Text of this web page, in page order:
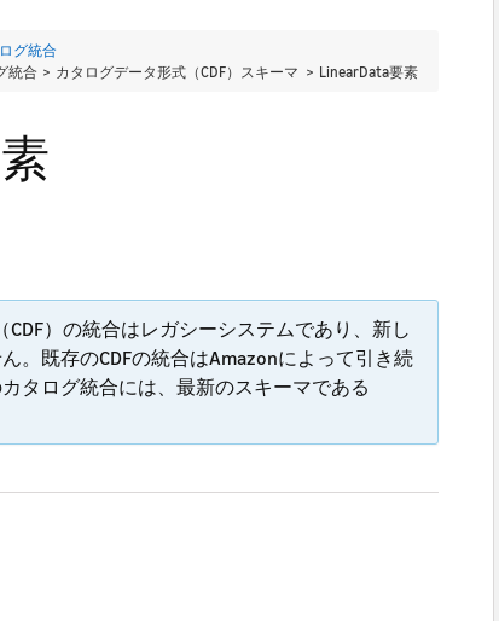
グ統合
統合 > カタログデータ形式（CDF）スキーマ > LinearData要素
CDF）の統合はレガシーシステムであり、新し
。既存のCDFの統合はAmazonによって引き続
タログ統合には、最新のスキーマである